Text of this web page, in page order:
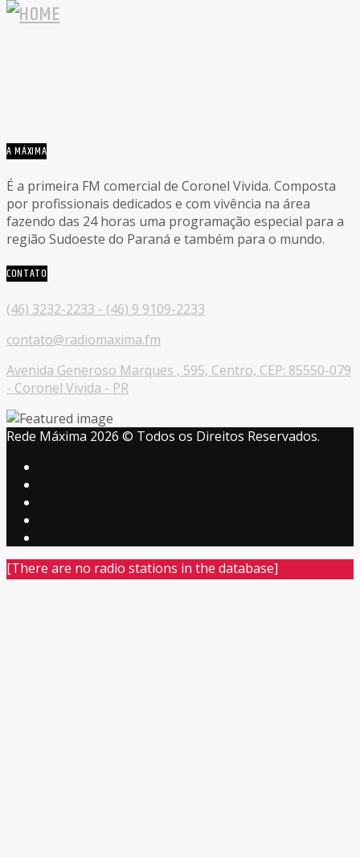
A MÁXIMA
É a primeira FM comercial de Coronel Vivida. Composta
por profissionais dedicados e com vivência na área
fazendo das 24 horas uma programação especial para a
região Sudoeste do Paraná e também para o mundo.
CONTATO
(46) 3232-2233 - (46) 9 9109-2233
contato@radiomaxima.fm
Avenida Generoso Marques , 595, Centro, CEP: 85550-079
- Coronel Vivida - PR
Rede Máxima 2026 © Todos os Direitos Reservados.
[There are no radio stations in the database]